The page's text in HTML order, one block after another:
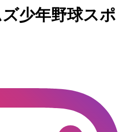
少年野球スポ